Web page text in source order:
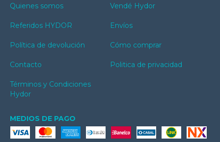
Quienes somos
Vendé Hydor
Referidos HYDOR Envíos
Política de devolución Cómo comprar
Contacto Politica de privacidad
Términos y Condiciones
Hydor
MEDIOS DE PAGO